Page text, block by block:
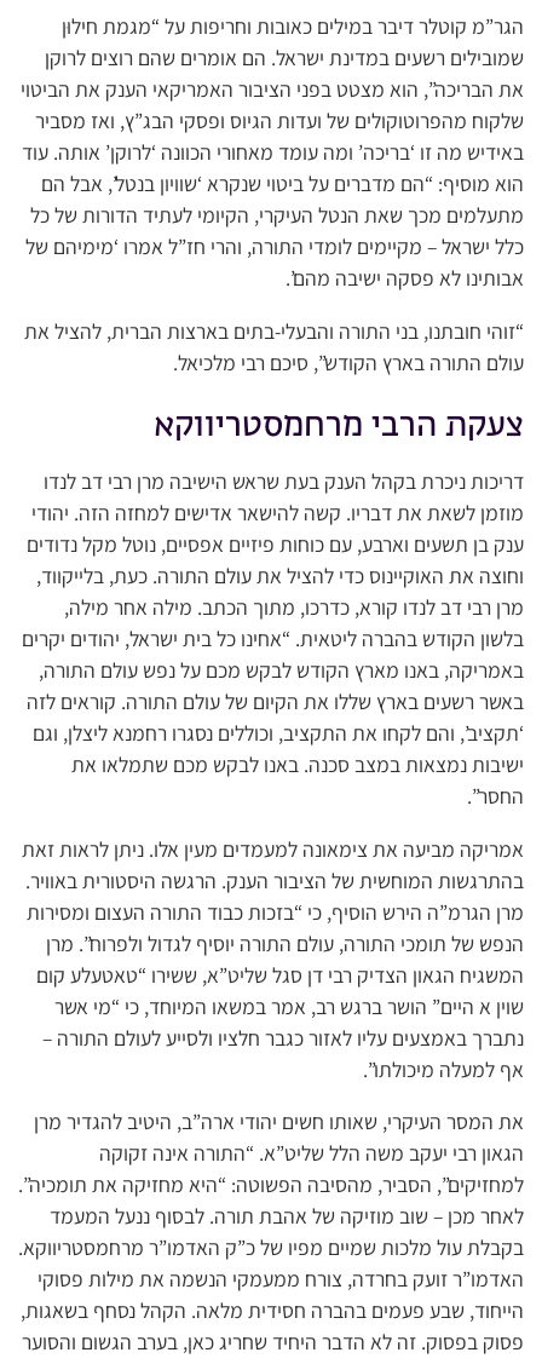
הגר”מ קוטלר דיבר במילים כאובות וחריפות על “מגמת חילוּן
שמובילים רשעים במדינת ישראל. הם אומרים שהם רוצים לרוקן
את הבריכה”, הוא מצטט בפני הציבור האמריקאי הענק את הביטוי
שלקוח מהפרוטוקולים של ועדות הגיוס ופסקי הבג”ץ, ואז מסביר
באידיש מה זו ‘בריכה’ ומה עומד מאחורי הכוונה ‘לרוקן’ אותה. עוד
הוא מוסיף: “הם מדברים על ביטוי שנקרא ‘שוויון בנטל’, אבל הם
מתעלמים מכך שאת הנטל העיקרי, הקיומי לעתיד הדורות של כל
כלל ישראל – מקיימים לומדי התורה, והרי חז”ל אמרו ‘מימיהם של
אבותינו לא פסקה ישיבה מהם’.
“זוהי חובתנו, בני התורה והבעלי-בתים בארצות הברית, להציל את
עולם התורה בארץ הקודש”, סיכם רבי מלכיאל.
צעקת הרבי מרחמסטריווקא
דריכות ניכרת בקהל הענק בעת שראש הישיבה מרן רבי דב לנדו
מוזמן לשאת את דבריו. קשה להישאר אדישים למחזה הזה. יהודי
ענק בן תשעים וארבע, עם כוחות פיזיים אפסיים, נוטל מקל נדודים
וחוצה את האוקיינוס כדי להציל את עולם התורה. כעת, בלייקווד,
מרן רבי דב לנדו קורא, כדרכו, מתוך הכתב. מילה אחר מילה,
בלשון הקודש בהברה ליטאית. “אחינו כל בית ישראל, יהודים יקרים
באמריקה, באנו מארץ הקודש לבקש מכם על נפש עולם התורה,
באשר רשעים בארץ שללו את הקיום של עולם התורה. קוראים לזה
‘תקציב’, והם לקחו את התקציב, וכוללים נסגרו רחמנא ליצלן, וגם
ישיבות נמצאות במצב סכנה. באנו לבקש מכם שתמלאו את
החסר”.
אמריקה מביעה את צימאונה למעמדים מעין אלו. ניתן לראות זאת
בהתרגשות המוחשית של הציבור הענק. הרגשה היסטורית באוויר.
מרן הגרמ”ה הירש הוסיף, כי “בזכות כבוד התורה העצום ומסירות
הנפש של תומכי התורה, עולם התורה יוסיף לגדול ולפרוח”. מרן
המשגיח הגאון הצדיק רבי דן סגל שליט”א, ששירו “טאטעלע קום
שוין א היים” הושר ברגש רב, אמר במשאו המיוחד, כי “מי אשר
נתברך באמצעים עליו לאזור כגבר חלציו ולסייע לעולם התורה –
אף למעלה מיכולתו”.
את המסר העיקרי, שאותו חשים יהודי ארה”ב, היטיב להגדיר מרן
הגאון רבי יעקב משה הלל שליט”א. “התורה אינה זקוקה
למחזיקים”, הסביר, מהסיבה הפשוטה: “היא מחזיקה את תומכיה”.
לאחר מכן – שוב מוזיקה של אהבת תורה. לבסוף ננעל המעמד
בקבלת עול מלכות שמיים מפיו של כ”ק האדמו”ר מרחמסטריווקא.
האדמו”ר זועק בחרדה, צורח ממעמקי הנשמה את מילות פסוקי
הייחוד, שבע פעמים בהברה חסידית מלאה. הקהל נסחף בשאגות,
פסוק בפסוק. זה לא הדבר היחיד שחריג כאן, בערב הגשום והסוער